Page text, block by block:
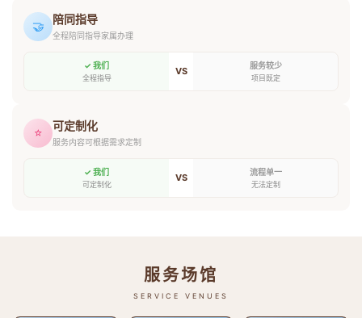
🤝 陪同指导
全程陪同指导家属办理
✓ 我们
全程指导
VS 服务较少
项目既定
⭐ 可定制化
服务内容可根据需求定制
✓ 我们
可定制化
VS 流程单一
无法定制
服务场馆
SERVICE VENUES